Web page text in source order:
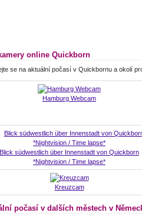
online Quickborn
se na aktuální počasí v Quickbornu a okolí
Hamburg Webcam
Blick südwestlich über Innenstadt von Quickborn
*Nightvision / Time lapse*
Kreuzcam
počasí v dalších městech v